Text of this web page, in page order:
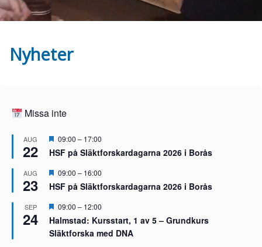
Nyheter
Missa inte
AUG
22
U
t
v
l
t
09:00 – 17:00
HSF på Släktforskardagarna 2026 i Borås
AUG
23
U
t
v
l
t
09:00 – 16:00
HSF på Släktforskardagarna 2026 i Borås
SEP
24
U
v
a
09:00 – 12:00
Halmstad: Kursstart, 1 av 5 – Grundkurs
Släktforska med DNA